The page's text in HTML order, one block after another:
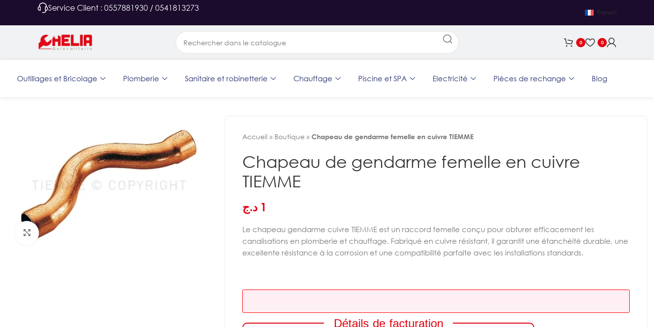
Service Client : 0557881930 / 0541813273 French
0 0
Outillages et Bricolage Plomberie Sanitaire et robinetterie Chauffage Piscine et SPA Electricité Pièces de rechange Blog
Agrandir
Accueil » Boutique » Chapeau de gendarme femelle en cuivre TIEMME
Chapeau de gendarme femelle en cuivre
TIEMME
1 د.ج
Le chapeau gendarme cuivre TIEMME est un raccord femelle conçu pour obturer efficacement les
canalisations en plomberie et chauffage. Fabriqué en cuivre résistant, il garantit une étanchéité durable, une
excellente résistance à la corrosion et une compatibilité parfaite avec les installations standards.